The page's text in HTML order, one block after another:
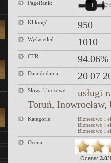
PageRank:
Kliknięć: 950
Wyświetleń: 1010
CTR: 94.06%
Data dodania: 20 07
Słowa kluczowe:
usługi
Toruń, Inowrocław,
Kategorie:
Biznesowo i
Biznesowo i
Biznesowo i
Ocena:
Ocena: 3.0/